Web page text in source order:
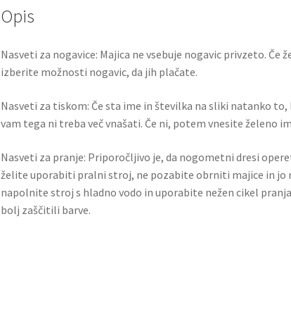
k
Opis
Nasveti za nogavice: Majica ne vsebuje nogavic privzeto. Če
izberite možnosti nogavic, da jih plačate.
Nasveti za tiskom: Če sta ime in številka na sliki natanko to,
vam tega ni treba več vnašati. Če ni, potem vnesite želeno
Nasveti za pranje: Priporočljivo je, da nogometni dresi
želite uporabiti pralni stroj, ne pozabite obrniti majice in jo
napolnite stroj s hladno vodo in uporabite nežen cikel
bolj zaščitili barve.